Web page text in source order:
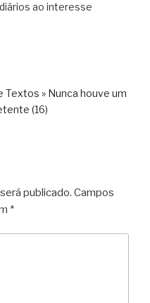
ao interesse
Textos » Nunca houve um
(16)
publicado. Campos
*